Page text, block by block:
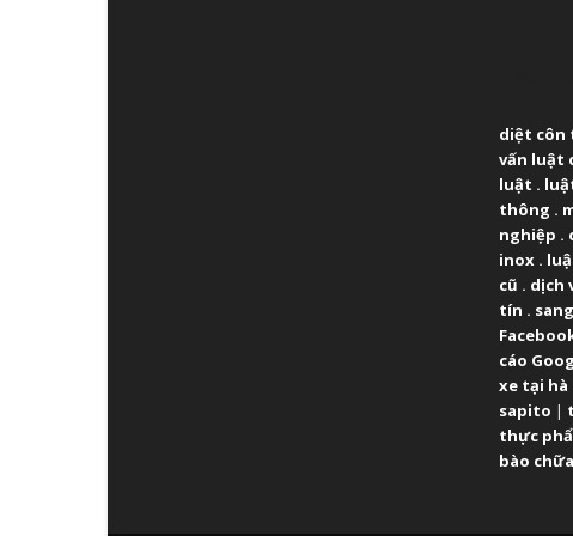
diệt côn
vấn luật
luật .
thông .
nghiệp .
inox .
cũ . dịch
tín .
cáo
xe tại hà
sapito |
thực
bào chữa